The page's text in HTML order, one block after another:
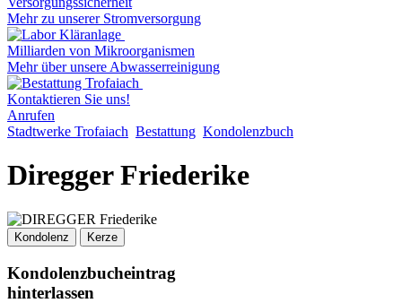
Mehr zu unserer Stromversorgung
Milliarden von Mikroorganismen
Mehr über unsere Abwasserreinigung
Kontaktieren Sie uns!
Anrufen
Stadtwerke Trofaiach Bestattung Kondolenzbuch
Diregger Friederike
Kondolenz Kerze
Kondolenzbucheintrag
hinterlassen